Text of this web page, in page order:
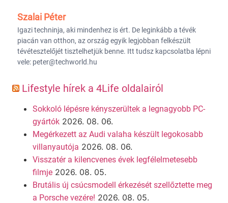
Szalai Péter
Igazi techninja, aki mindenhez is ért. De leginkább a tévék
piacán van otthon, az ország egyik legjobban felkészült
tévétesztelőjét tisztelhetjük benne. Itt tudsz kapcsolatba lépni
vele: peter@techworld.hu
Lifestyle hírek a 4Life oldalairól
Sokkoló lépésre kényszerültek a legnagyobb PC-
gyártók 2026. 08. 06.
Megérkezett az Audi valaha készült legokosabb
villanyautója 2026. 08. 06.
Visszatér a kilencvenes évek legfélelmetesebb
filmje 2026. 08. 05.
Brutális új csúcsmodell érkezését szellőztette meg
a Porsche vezére! 2026. 08. 05.